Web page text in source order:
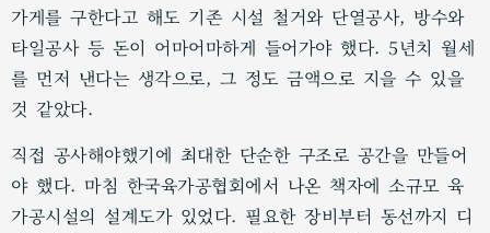
가게를 구한다고 해도 기존 시설 철거와 단열공사, 방수와
타일공사 등 돈이 어마어마하게 들어가야 했다. 5년치 월세
를 먼저 낸다는 생각으로, 그 정도 금액으로 지을 수 있을
것 같았다.
직접 공사해야했기에 최대한 단순한 구조로 공간을 만들어
야 했다. 마침 한국육가공협회에서 나온 책자에 소규모 육
가공시설의 설계도가 있었다. 필요한 장비부터 동선까지 디